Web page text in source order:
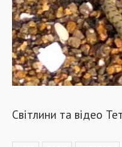
Світлини та відео